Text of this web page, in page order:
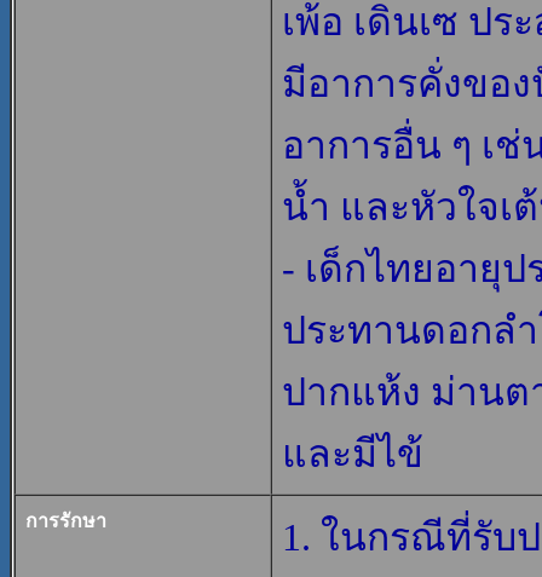
เพ้อ เดินเซ ป
มีอาการคั่งขอ
อาการอื่น ๆ เ
น้ำ และหัวใจเ
- เด็กไทยอายุป
ประทานดอกล
ปากแห้ง ม่าน
และมีไข้
การรักษา
1. ในกรณีที่รับ